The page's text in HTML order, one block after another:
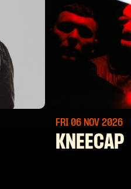
FRI 06 NOV 2026
KNEECAP